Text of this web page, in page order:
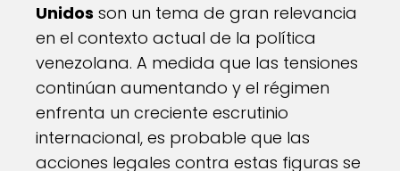
Unidos son un tema de gran relevancia
en el contexto actual de la política
venezolana. A medida que las tensiones
continúan aumentando y el régimen
enfrenta un creciente escrutinio
internacional, es probable que las
acciones legales contra estas figuras se